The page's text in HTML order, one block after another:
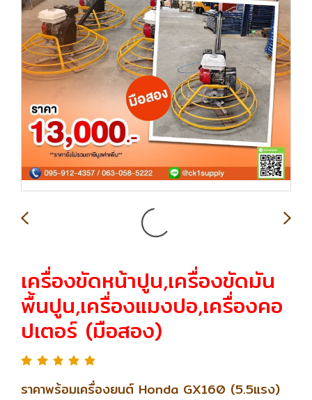
เครื่องขัดหน้าปูน,เครื่องขัดมัน
พื้นปูน,เครื่องแมงปอ,เครื่องคอ
ปเตอร์ (มือสอง)
ราคาพร้อมเครื่องยนต์ Honda GX160 (5.5แรง)